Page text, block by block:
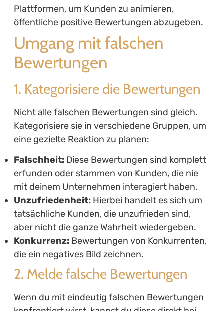
Plattformen, um Kunden zu animieren,
öffentliche positive Bewertungen abzugeben.
Umgang mit falschen
Bewertungen
1. Kategorisiere die Bewertungen
Nicht alle falschen Bewertungen sind gleich.
Kategorisiere sie in verschiedene Gruppen, um
eine gezielte Reaktion zu planen:
Falschheit:Diese Bewertungen sind komplett
erfunden oder stammen von Kunden, die nie
mit deinem Unternehmen interagiert haben.
Unzufriedenheit:Hierbei handelt es sich um
tatsächliche Kunden, die unzufrieden sind,
aber nicht die ganze Wahrheit wiedergeben.
Konkurrenz:Bewertungen von Konkurrenten,
die ein negatives Bild zeichnen.
2. Melde falsche Bewertungen
Wenn du mit eindeutig falschen Bewertungen